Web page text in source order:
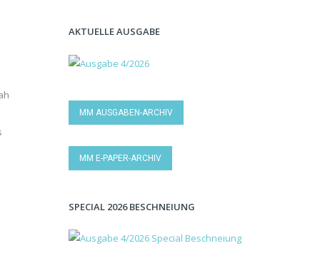
AKTUELLE AUSGABE
MM AUSGABEN-ARCHIV
MM E-PAPER-ARCHIV
SPECIAL 2026 BESCHNEIUNG